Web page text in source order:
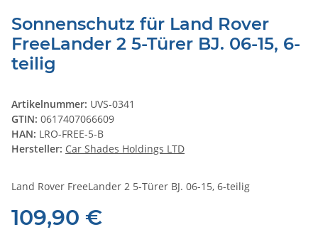
Sonnenschutz für Land Rover
FreeLander 2 5-Türer BJ. 06-15, 6-
teilig
Artikelnummer: UVS-0341
GTIN: 0617407066609
HAN: LRO-FREE-5-B
Hersteller: Car Shades Holdings LTD
Land Rover FreeLander 2 5-Türer BJ. 06-15, 6-teilig
109,90 €